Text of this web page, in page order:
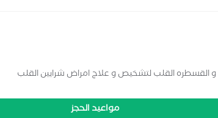
و القسطره القلب لتشخيص و علاج امراض شرايين القلب
مواعيد الحجز